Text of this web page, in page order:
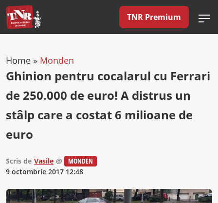
TNR Premium
Home » Monden
Ghinion pentru cocalarul cu Ferrari
de 250.000 de euro! A distrus un
stâlp care a costat 6 milioane de
euro
Scris de Vasile @
MONDEN
9 octombrie 2017 12:48